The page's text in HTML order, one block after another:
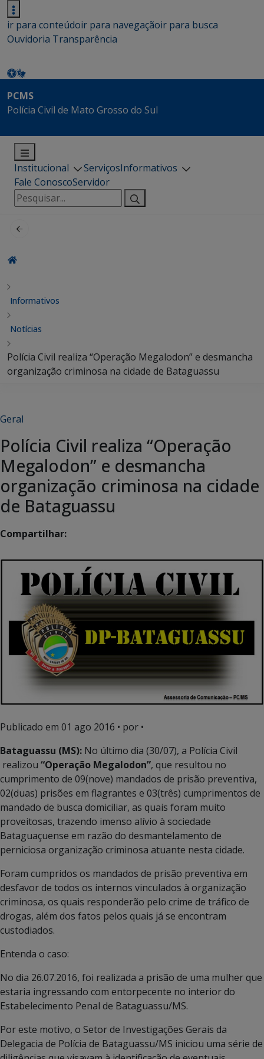
ir para conteúdoir para navegaçãoir para busca
Ouvidoria Transparência
PCMS
Polícia Civil de Mato Grosso do Sul
Institucional ServiçosInformativos
Fale ConoscoServidor
Pesquisar
por:
Informativos
Notícias
Polícia Civil realiza “Operação Megalodon” e desmancha
organização criminosa na cidade de Bataguassu
Geral
Polícia Civil realiza “Operação
Megalodon” e desmancha
organização criminosa na cidade
de Bataguassu
Compartilhar:
Publicado em 01 ago 2016 • por •
Bataguassu (MS): No último dia (30/07), a Polícia Civil
realizou “Operação Megalodon”, que resultou no
cumprimento de 09(nove) mandados de prisão preventiva,
02(duas) prisões em flagrantes e 03(três) cumprimentos de
mandado de busca domiciliar, as quais foram muito
proveitosas, trazendo imenso alívio à sociedade
Bataguaçuense em razão do desmantelamento de
perniciosa organização criminosa atuante nesta cidade.
Foram cumpridos os mandados de prisão preventiva em
desfavor de todos os internos vinculados à organização
criminosa, os quais responderão pelo crime de tráfico de
drogas, além dos fatos pelos quais já se encontram
custodiados.
Entenda o caso:
No dia 26.07.2016, foi realizada a prisão de uma mulher que
estaria ingressando com entorpecente no interior do
Estabelecimento Penal de Bataguassu/MS.
Por este motivo, o Setor de Investigações Gerais da
Delegacia de Polícia de Bataguassu/MS iniciou uma série de